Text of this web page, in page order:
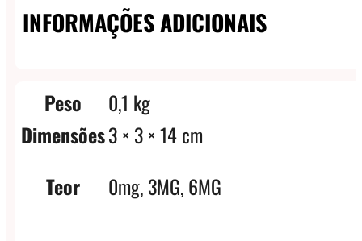
INFORMAÇÕES ADICIONAIS
Peso
0,1 kg
Dimensões3 × 3 × 14 cm
Teor
0mg, 3MG, 6MG